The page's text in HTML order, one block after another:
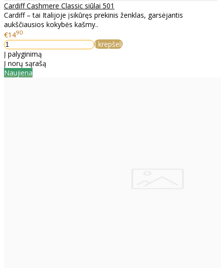
Cardiff Cashmere Classic siūlai 501
Cardiff – tai Italijoje įsikūręs prekinis ženklas, garsėjantis
aukščiausios kokybės kašmy..
€1490
Į krepšelį
Į palyginimą
Į norų sąrašą
Naujiena